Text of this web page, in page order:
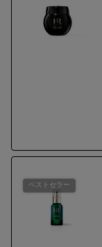
ベストセラー